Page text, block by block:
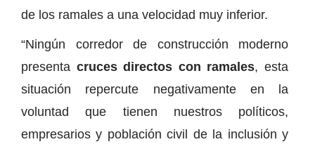
de los ramales a una velocidad muy inferior.
“Ningún corredor de construcción moderno
presenta cruces directos con ramales, esta
situación repercute negativamente en la
voluntad que tienen nuestros políticos,
empresarios y población civil de la inclusión y